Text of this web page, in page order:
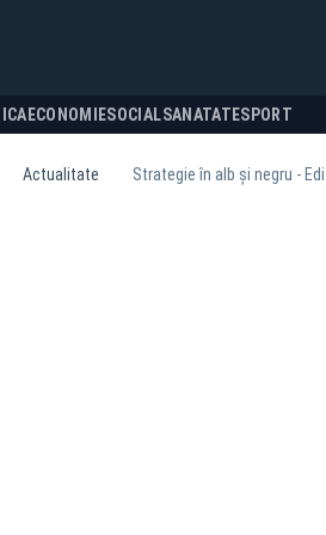
ECONOMIESOCIALSANATATESPORT
Actualitate Strategie în alb și negru -